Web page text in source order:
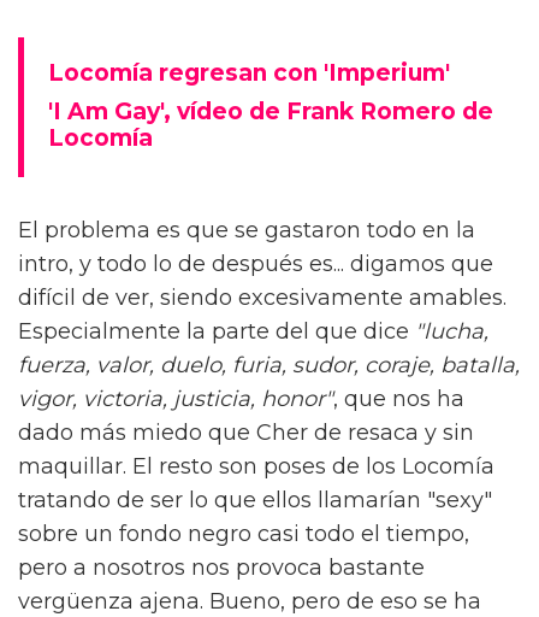
Locomía regresan con 'Imperium'
'I Am Gay', vídeo de Frank Romero de
Locomía
El problema es que se gastaron todo en la
intro, y todo lo de después es... digamos que
difícil de ver, siendo excesivamente amables.
Especialmente la parte del que dice "lucha,
fuerza, valor, duelo, furia, sudor, coraje, batalla,
vigor, victoria, justicia, honor", que nos ha
dado más miedo que Cher de resaca y sin
maquillar. El resto son poses de los Locomía
tratando de ser lo que ellos llamarían "sexy"
sobre un fondo negro casi todo el tiempo,
pero a nosotros nos provoca bastante
vergüenza ajena. Bueno, pero de eso se ha